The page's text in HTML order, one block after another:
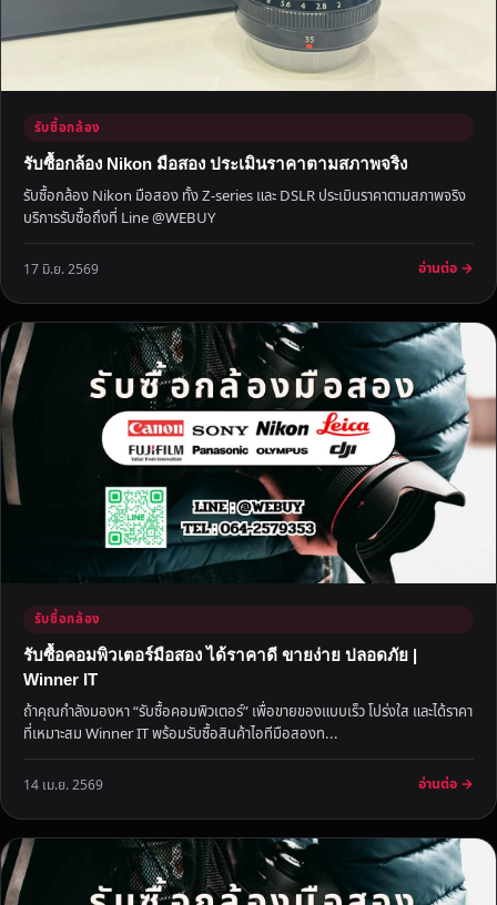
ที่
รับซื้อกล้อง
รับซื้อกล้อง Nikon มือสอง ประเมินราคาตามสภาพจริง
รับซื้อกล้อง Nikon มือสอง ทั้ง Z-series และ DSLR ประเมินราคาตามสภาพจริง
บริการรับซื้อถึงที่ Line @WEBUY
17 มิ.ย. 2569 อ่านต่อ →
รับซื้อกล้อง
รับซื้อคอมพิวเตอร์มือสอง ได้ราคาดี ขายง่าย ปลอดภัย |
Winner IT
ถ้าคุณกำลังมองหา “รับซื้อคอมพิวเตอร์” เพื่อขายของแบบเร็ว โปร่งใส และได้ราคา
ที่เหมาะสม Winner IT พร้อมรับซื้อสินค้าไอทีมือสองท...
14 เม.ย. 2569 อ่านต่อ →